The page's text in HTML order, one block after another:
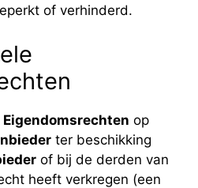
of verhinderd.
op
ter beschikking
of bij de derden van
heeft verkregen (een